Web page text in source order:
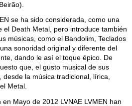
se ha sido considerada, como una
el Death Metal, pero introduce también
músicas, como el Bandolim, Teclados
sonoridad original y diferente del
dando le así el toque épico. De
que, el gusto musical de sus
desde la música tradicional, lírica,
Metal.
Mayo de 2012 LVNAE LVMEN han